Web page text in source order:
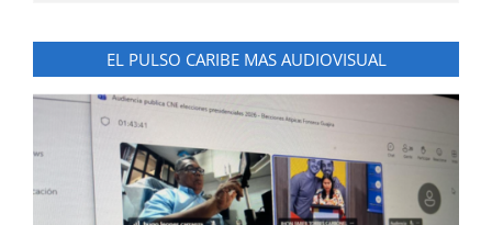
EL PULSO CARIBE MAS AUDIOVISUAL